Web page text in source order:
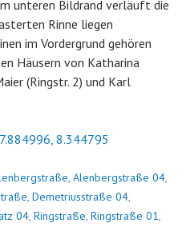
unteren Bildrand verläuft die
Rinne liegen
im Vordergrund gehören
Häusern von Katharina
(Ringstr. 2) und Karl
8.344795
, Alenbergstraße 04,
, Demetriusstraße 04,
04, Ringstraße, Ringstraße 01,